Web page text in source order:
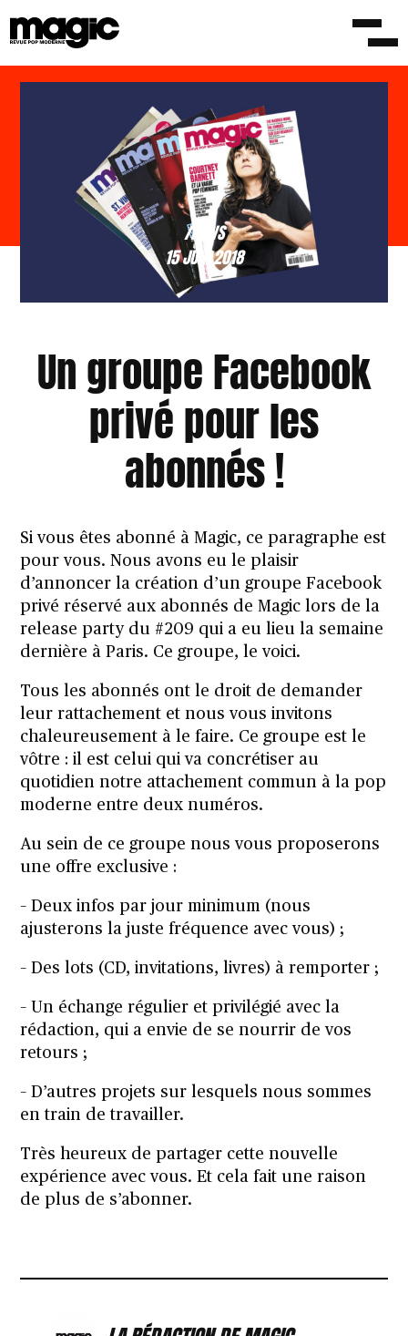
/NEWS
15 JUIN 2018
Un groupe Facebook
privé pour les
abonnés !
Si vous êtes abonné à Magic, ce paragraphe est
pour vous. Nous avons eu le plaisir
d’annoncer la création d’un groupe Facebook
privé réservé aux abonnés de Magic lors de la
release party du #209 qui a eu lieu la semaine
dernière à Paris. Ce groupe, le voici.
Tous les abonnés ont le droit de demander
leur rattachement et nous vous invitons
chaleureusement à le faire. Ce groupe est le
vôtre : il est celui qui va concrétiser au
quotidien notre attachement commun à la pop
moderne entre deux numéros.
Au sein de ce groupe nous vous proposerons
une offre exclusive :
– Deux infos par jour minimum (nous
ajusterons la juste fréquence avec vous) ;
– Des lots (CD, invitations, livres) à remporter ;
– Un échange régulier et privilégié avec la
rédaction, qui a envie de se nourrir de vos
retours ;
– D’autres projets sur lesquels nous sommes
en train de travailler.
Très heureux de partager cette nouvelle
expérience avec vous.Et cela fait une raison
de plus de s’abonner.